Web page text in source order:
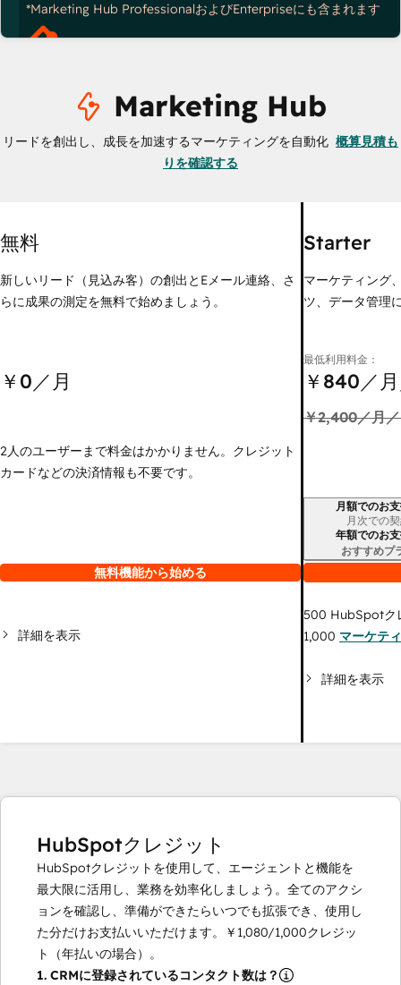
*Marketing Hub ProfessionalおよびEnterpriseにも含まれます
Marketing Hub
リードを創出し、成長を加速するマーケティングを自動化 概算見積も
りを確認する
無料
新しいリード（見込み客）の創出とEメール連絡、さ
らに成果の測定を無料で始めましょう。
￥0／月
2人のユーザーまで料金はかかりません。クレジット
カードなどの決済情報も不要です。
無料機能から始める
詳細を表示
Starter
マーケティング
ツ、データ管理
最低利用料金：
￥840／
￥2,400／月
請求期間月額でのお
月次での
年額でのお
おすすめプ
500 HubSpotク
1,000 マーケテ
詳細を表示
HubSpotクレジット
HubSpotクレジットを使用して、エージェントと機能を
最大限に活用し、業務を効率化しましょう。全てのアクシ
ョンを確認し、準備ができたらいつでも拡張でき、使用し
た分だけお支払いいただけます。
￥1,080/1,000クレジッ
ト（年払いの場合）。
1. CRMに登録されているコンタクト数は？